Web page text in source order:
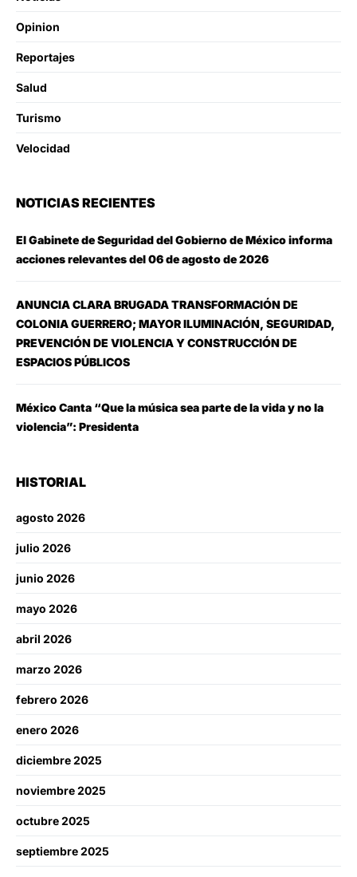
Opinion
Reportajes
Salud
Turismo
Velocidad
NOTICIAS RECIENTES
El Gabinete de Seguridad del Gobierno de México informa
acciones relevantes del 06 de agosto de 2026
ANUNCIA CLARA BRUGADA TRANSFORMACIÓN DE
COLONIA GUERRERO; MAYOR ILUMINACIÓN, SEGURIDAD,
PREVENCIÓN DE VIOLENCIA Y CONSTRUCCIÓN DE
ESPACIOS PÚBLICOS
México Canta “Que la música sea parte de la vida y no la
violencia”: Presidenta
HISTORIAL
agosto 2026
julio 2026
junio 2026
mayo 2026
abril 2026
marzo 2026
febrero 2026
enero 2026
diciembre 2025
noviembre 2025
octubre 2025
septiembre 2025